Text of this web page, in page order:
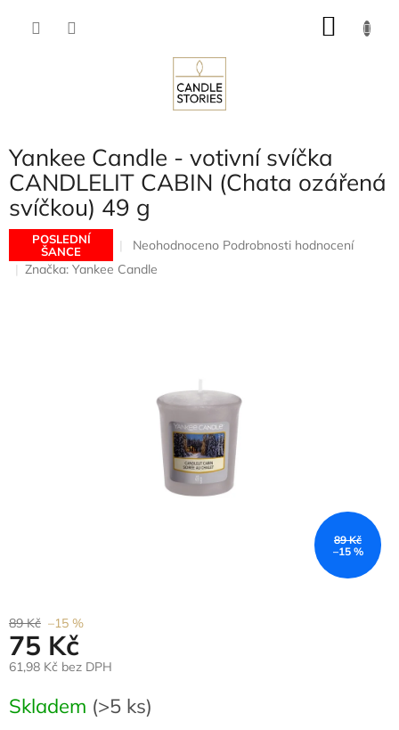
Yankee Candle - votivní svíčka
CANDLELIT CABIN (Chata ozářená
svíčkou) 49 g
POSLEDNÍ
ŠANCE
Průměrné
hodnocení
produktu
Neohodnoceno Podrobnosti hodnocení
Značka: Yankee Candle
89 Kč
–15 %
89 Kč –15 %
75 Kč
61,98 Kč bez DPH
cena:
Skladem (>5 ks)